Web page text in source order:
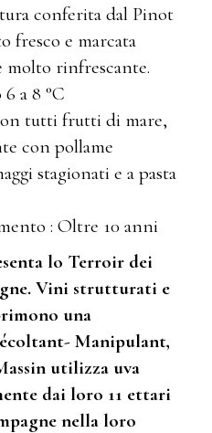
conferita dal Pinot
fresco e marcata
molto rinfrescante.
a 8 °C
tutti frutti di mare,
con pollame
stagionati e a pasta
: Oltre 10 anni
lo Terroir dei
Vini strutturati e
una
Manipulant,
utilizza uva
dai loro 11 ettari
nella loro